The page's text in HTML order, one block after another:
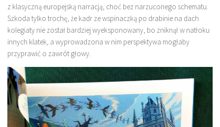
z klasyczną europejską narracją, choć bez narzuconego schematu.
Szkoda tylko trochę, że kadr ze wspinaczką po drabinie na dach
kolegiaty nie został bardziej wyeksponowany, bo zniknął w natłoku
innych klatek, a wyprowadzona w nim perspektywa mogłaby
przyprawić o zawrót głowy.